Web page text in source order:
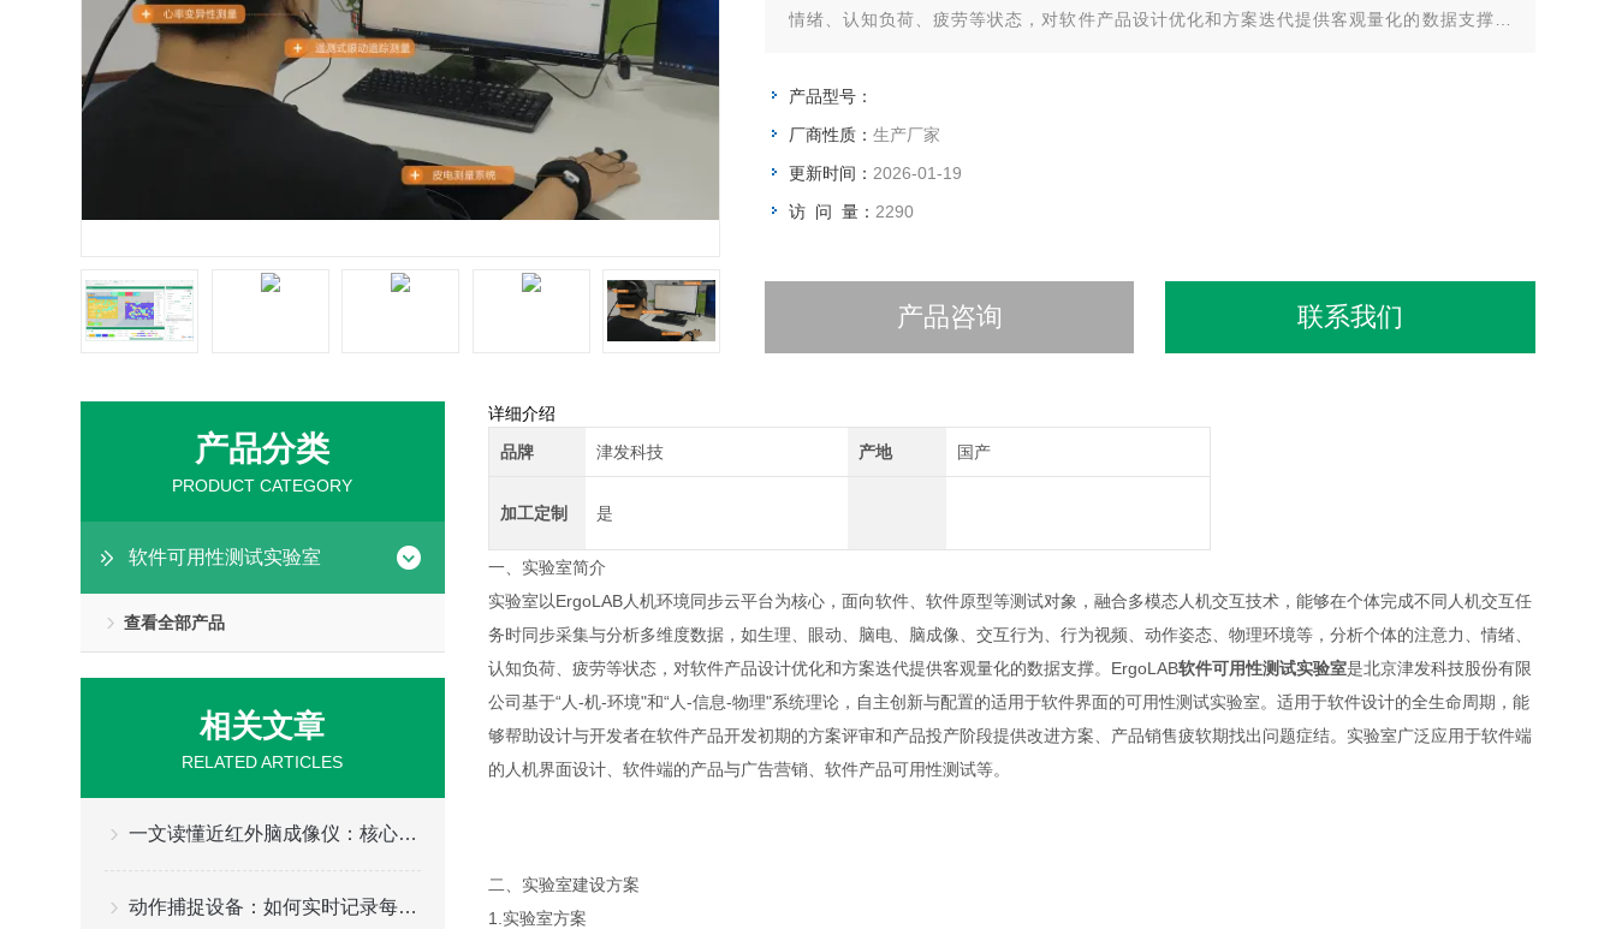
情绪、认知负荷、疲劳等状态，对软件产品设计优化和方案迭代提供客观量化的数据支撑。
产品型号：
厂商性质： 生产厂家
更新时间： 2026-01-19
访 问 量： 2290
产品咨询 联系我们
产品分类
PRODUCT CATEGORY
软件可用性测试实验室
查看全部产品
相关文章
RELATED ARTICLES
一文读懂近红外脑成像仪：核心技术参数、选购要点与不同场景适配方案指南
动作捕捉设备：如何实时记录每一个细微动作
详细介绍
品牌
津发科技 产地 国产
加工定制 是
一、实验室简介
实验室以ErgoLAB人机环境同步云平台为核心，面向软件、软件原型等测试对象，融合多模态人机交互技术，能够在个体完成不同人机交互任
务时同步采集与分析多维度数据，如生理、眼动、脑电、脑成像、交互行为、行为视频、动作姿态、物理环境等，分析个体的注意力、情绪、
认知负荷、疲劳等状态，对软件产品设计优化和方案迭代提供客观量化的数据支撑。ErgoLAB软件可用性测试实验室是北京津发科技股份有限
公司基于“人-机-环境"和“人-信息-物理"系统理论，自主创新与配置的适用于软件界面的可用性测试实验室。适用于软件设计的全生命周期，能
够帮助设计与开发者在软件产品开发初期的方案评审和产品投产阶段提供改进方案、产品销售疲软期找出问题症结。实验室广泛应用于软件端
的人机界面设计、软件端的产品与广告营销、软件产品可用性测试等。
二、实验室建设方案
1. 实验室方案